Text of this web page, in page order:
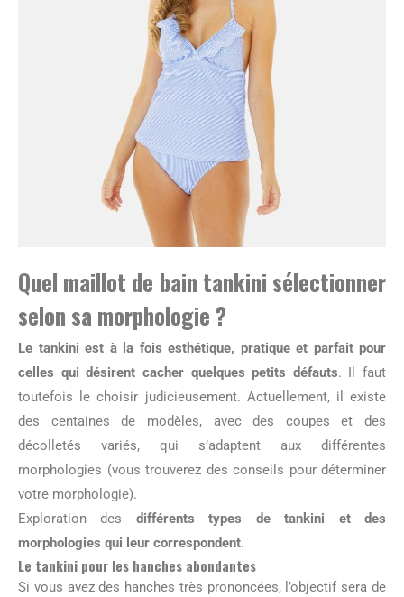
Quel maillot de bain tankini sélectionner
selon sa morphologie ?
Le tankini est à la fois esthétique, pratique et parfait pour
celles qui désirent cacher quelques petits défauts. Il faut
toutefois le choisir judicieusement. Actuellement, il existe
des centaines de modèles, avec des coupes et des
décolletés variés, qui s’adaptent aux différentes
morphologies (vous trouverez des conseils pour déterminer
votre morphologie).
Exploration des différents types de tankini et des
morphologies qui leur correspondent.
Le tankini pour les hanches abondantes
Si vous avez des hanches très prononcées, l’objectif sera de